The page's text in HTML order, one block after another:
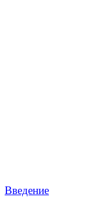
Введение